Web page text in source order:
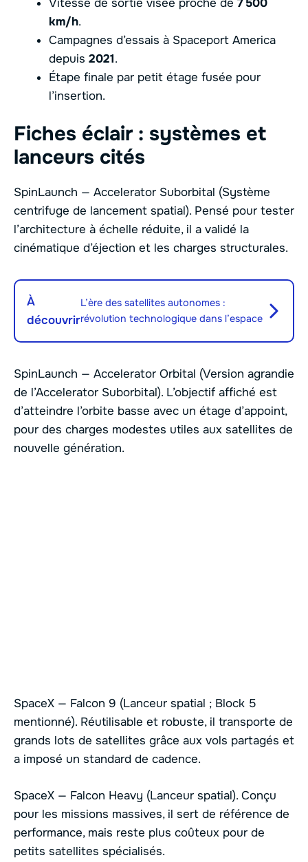
km/h.
Campagnes d’essais à Spaceport America
depuis 2021.
Étape finale par petit étage fusée pour
l’insertion.
Fiches éclair : systèmes et
lanceurs cités
SpinLaunch — Accelerator Suborbital (Système
centrifuge de lancement spatial). Pensé pour tester
l’architecture à échelle réduite, il a validé la
cinématique d’éjection et les charges structurales.
À
découvrir
L’ère des satellites autonomes :
révolution technologique dans l’espace
SpinLaunch — Accelerator Orbital (Version agrandie
de l’Accelerator Suborbital). L’objectif affiché est
d’atteindre l’orbite basse avec un étage d’appoint,
pour des charges modestes utiles aux satellites de
nouvelle génération.
SpaceX — Falcon 9 (Lanceur spatial ; Block 5
mentionné). Réutilisable et robuste, il transporte de
grands lots de satellites grâce aux vols partagés et
a imposé un standard de cadence.
SpaceX — Falcon Heavy (Lanceur spatial). Conçu
pour les missions massives, il sert de référence de
performance, mais reste plus coûteux pour de
petits satellites spécialisés.